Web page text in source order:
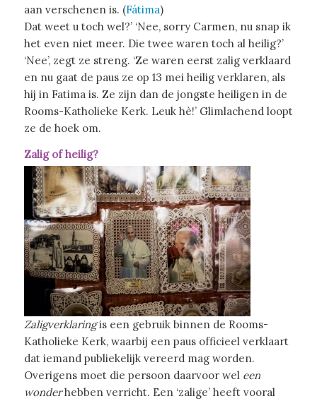
aan verschenen is. (Fátima)
Dat weet u toch wel?’ ‘Nee, sorry Carmen, nu snap ik
het even niet meer. Die twee waren toch al heilig?’
‘Nee’, zegt ze streng. ‘Ze waren eerst zalig verklaard
en nu gaat de paus ze op 13 mei heilig verklaren, als
hij in Fatima is. Ze zijn dan de jongste heiligen in de
Rooms-Katholieke Kerk. Leuk hè!’ Glimlachend loopt
ze de hoek om.
Zalig of heilig?
Zaligverklaringis een gebruik binnen de Rooms-
Katholieke Kerk, waarbij een paus officieel verklaart
dat iemand publiekelijk vereerd mag worden.
Overigens moet die persoon daarvoor wel een
wonderhebben verricht. Een ‘zalige’ heeft vooral